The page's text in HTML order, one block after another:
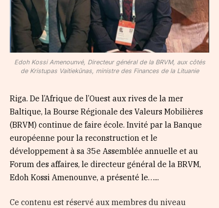
Edoh Kossi Amenounvé, Directeur général de la BRVM, aux côtés
de Kristupas Vaitiekūnas, ministre des Finances de la Lituanie
Riga. De l’Afrique de l’Ouest aux rives de la mer
Baltique, la Bourse Régionale des Valeurs Mobilières
(BRVM) continue de faire école. Invité par la Banque
européenne pour la reconstruction et le
développement à sa 35e Assemblée annuelle et au
Forum des affaires, le directeur général de la BRVM,
Edoh Kossi Amenounve, a présenté le…...
Ce contenu est réservé aux membres du niveau